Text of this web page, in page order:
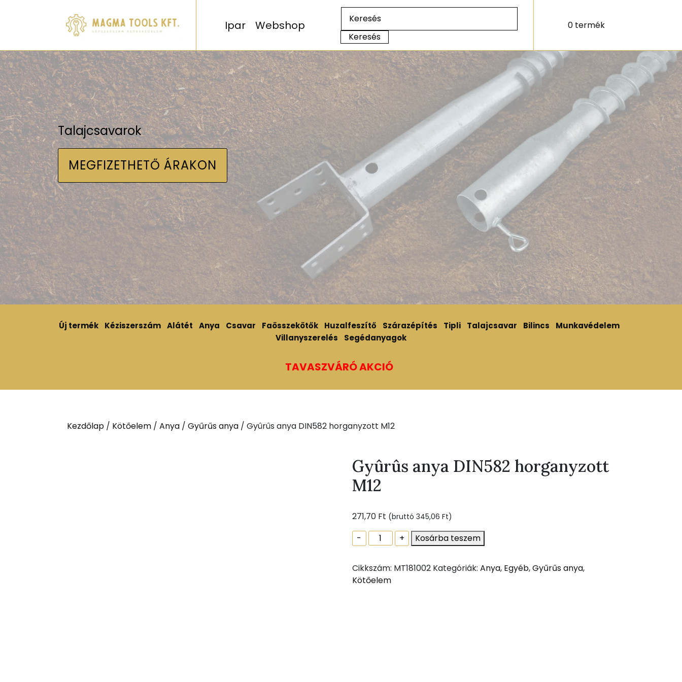
Ipar Webshop 0 termék
Talajcsavarok
MEGFIZETHETŐ ÁRAKON
Új termék Kéziszerszám Alátét Anya Csavar Faösszekötők Huzalfeszítő Szárazépítés Tipli Talajcsavar Bilincs
Munkavédelem
Villanyszerelés
Segédanyagok
TAVASZVÁRÓ AKCIÓ
Kezdőlap / Kötőelem / Anya / Gyűrűs anya / Gyûrûs anya DIN582 horganyzott M12
Gyûrûs anya DIN582 horganyzott
M12
271,70 Ft (bruttó 345,06 Ft)
-
Gyûrûs
anya
horganyzott
M12
+ Kosárba teszem
Cikkszám: MT181002 Kategóriák: Anya, Egyéb,Gyűrűs anya,
Kötőelem